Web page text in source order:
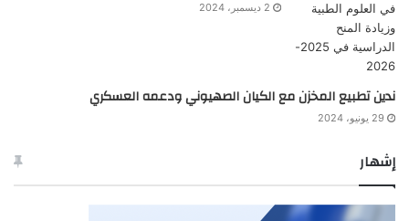
2 ديسمبر، 2024
ندين تطبيع المخزن مع الكيان الصهيوني ودعمه العسكري
29 يونيو، 2024
إشهار